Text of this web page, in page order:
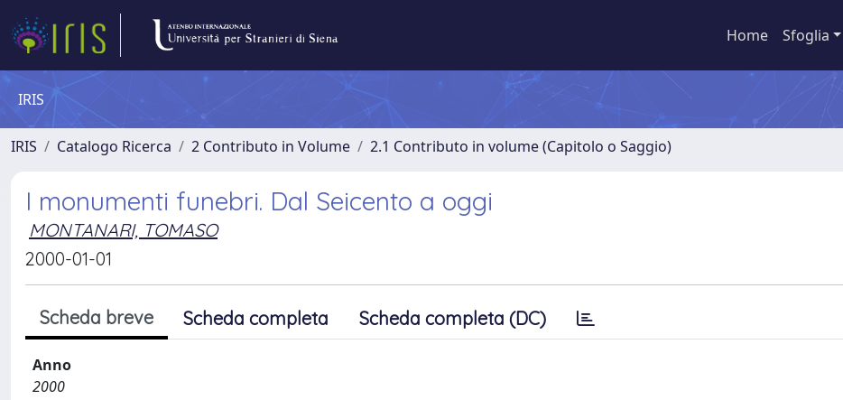
Home Sfoglia
IRIS
IRIS Catalogo Ricerca 2 Contributo in Volume 2.1 Contributo in volume (Capitolo o Saggio)
I monumenti funebri. Dal Seicento a oggi
MONTANARI, TOMASO
2000-01-01
Scheda breve Scheda completa Scheda completa (DC)
Anno
2000